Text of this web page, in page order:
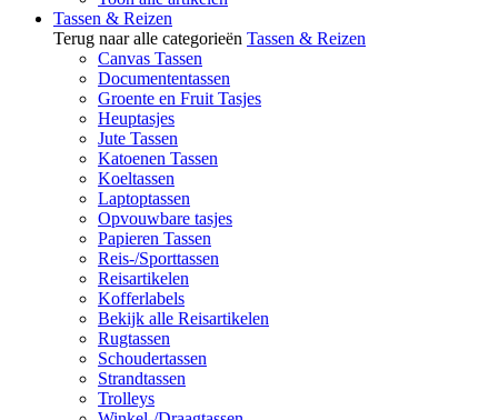
Tassen & Reizen
Terug naar alle categorieën Tassen & Reizen
Canvas Tassen
Documententassen
Groente en Fruit Tasjes
Heuptasjes
Jute Tassen
Katoenen Tassen
Koeltassen
Laptoptassen
Opvouwbare tasjes
Papieren Tassen
Reis-/Sporttassen
Reisartikelen
Kofferlabels
Bekijk alle Reisartikelen
Rugtassen
Schoudertassen
Strandtassen
Trolleys